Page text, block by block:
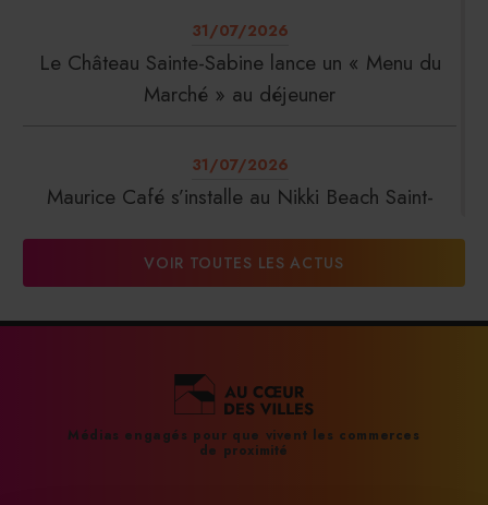
31/07/2026
Le Château Sainte-Sabine lance un « Menu du
Marché » au déjeuner
31/07/2026
Maurice Café s’installe au Nikki Beach Saint-
DalterFood Group franchit les 200 millions
31/07/2026
La Liste : La Réserve Paris de nouveau meilleur
VOIR TOUTES LES ACTUS
Médias engagés pour que vivent les commerces
de proximité